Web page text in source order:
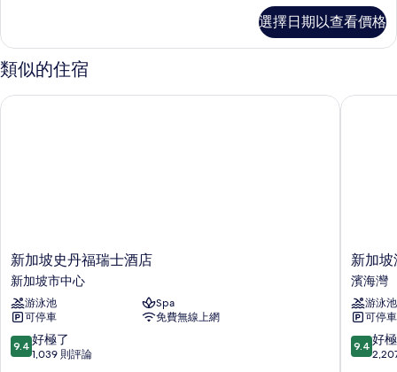
室,
非
吸
煙
套
房,
1
臥
選擇日期以查看價格
類似的住宿
新
加
坡
史
丹
福
瑞
新加坡史丹福瑞士酒店
新加坡市中心
游泳池
Spa
可停車
免費無線上網
9.4
分，
9.4 好極了
1,039 則評論
新加坡史丹福瑞士酒店
新
加
坡
泛
太
平
洋
新加
濱海灣
游泳池
可停車
9.4
分，
9.4 好
新加坡